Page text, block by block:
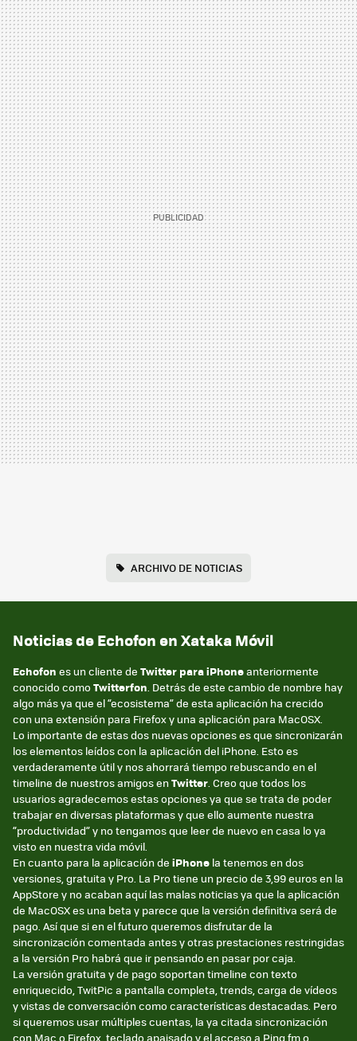
ARCHIVO DE NOTICIAS
Noticias de Echofon en Xataka Móvil
Echofon es un cliente de Twitter para iPhoneanteriormente
conocido comoTwitterfon . Detrás de este cambio de nombre hay
algo más ya que el “ecosistema” de esta aplicación ha crecido
con una extensión para Firefox y una aplicación para MacOSX.
Lo importante de estas dos nuevas opciones es que sincronizarán
los elementos leídos con la aplicación del iPhone. Esto es
verdaderamente útil y nos ahorrará tiempo rebuscando en el
timeline de nuestros amigos en Twitter . Creo que todos los
usuarios agradecemos estas opciones ya que se trata de poder
trabajar en diversas plataformas y que ello aumente nuestra
“productividad” y no tengamos que leer de nuevo en casa lo ya
visto en nuestra vida móvil.
En cuanto para la aplicación de iPhone la tenemos en dos
versiones, gratuita y Pro. La Pro tiene un precio de 3,99 euros en la
AppStore y no acaban aquí las malas noticias ya que la aplicación
de MacOSX es una beta y parece que la versión definitiva será de
pago. Así que si en el futuro queremos disfrutar de la
sincronización comentada antes y otras prestaciones restringidas
a la versión Pro habrá que ir pensando en pasar por caja.
La versión gratuita y de pago soportan timeline con texto
enriquecido, TwitPic a pantalla completa, trends, carga de vídeos
y vistas de conversación como características destacadas. Pero
si queremos usar múltiples cuentas, la ya citada sincronización
con Mac o Firefox, teclado apaisado y el acceso a Ping.fm o